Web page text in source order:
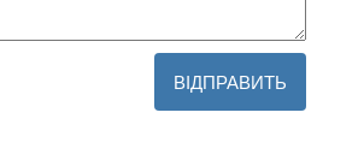
ВІДПРАВИТЬ